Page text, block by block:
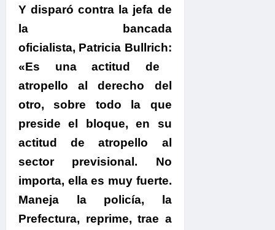
Y disparó contra la jefa de
la bancada
oficialista, Patricia Bullrich:
«Es una actitud de
atropello al derecho del
otro, sobre todo la que
preside el bloque, en su
actitud de atropello al
sector previsional. No
importa, ella es muy fuerte.
Maneja la policía, la
Prefectura, reprime, trae a